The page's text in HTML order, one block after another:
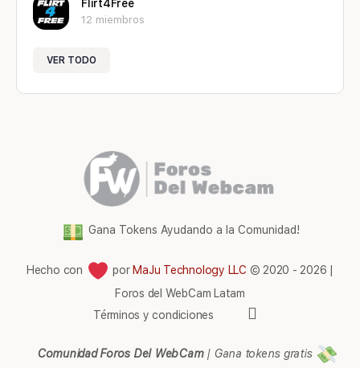
Flirt4Free
12 miembros
VER TODO
Gana Tokens Ayudando a la Comunidad!
Hecho con por MaJu Technology LLC © 2020 - 2026 |
Foros del WebCam Latam
Términos y condiciones
Comunidad Foros Del WebCam| Gana tokens gratis